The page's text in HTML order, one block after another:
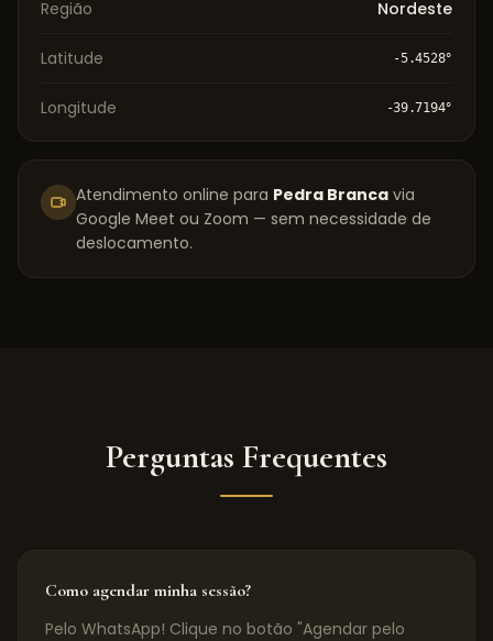
Região Nordeste
Latitude -5.4528°
Longitude -39.7194°
Atendimento online para Pedra Branca via
Google Meet ou Zoom — sem necessidade de
deslocamento.
Perguntas Frequentes
Como agendar minha sessão?
Pelo WhatsApp! Clique no botão "Agendar pelo